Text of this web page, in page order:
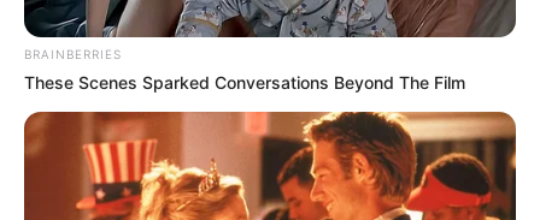
BRAINBERRIES
These Scenes Sparked Conversations Beyond The Film